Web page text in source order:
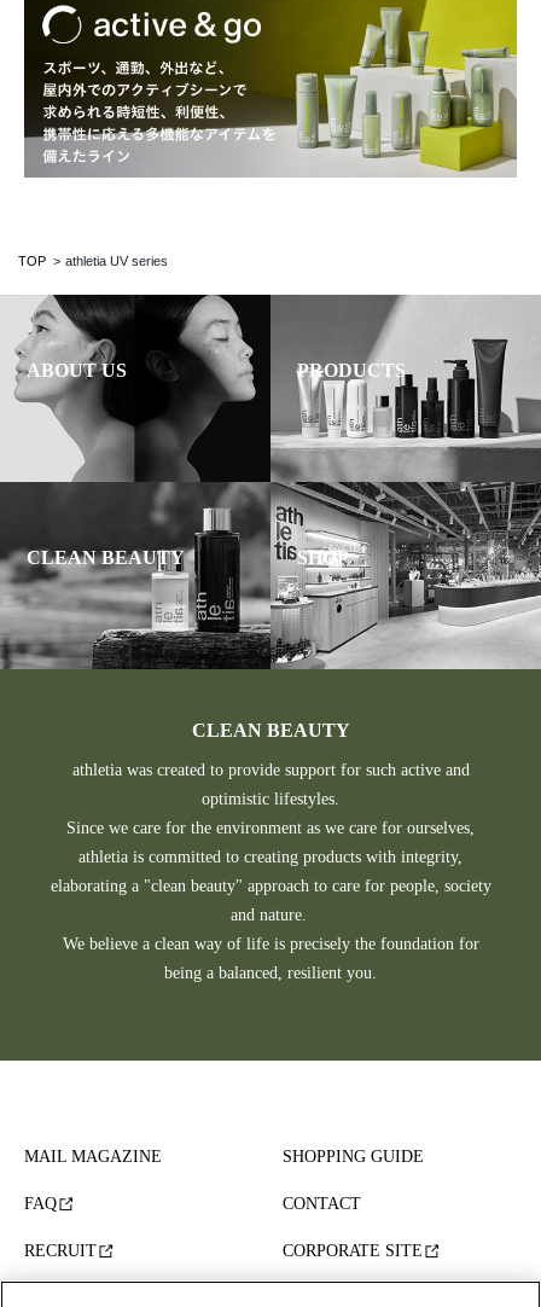
TOP athletia UV series
ABOUT US PRODUCTS
CLEAN BEAUTY SHOP
CLEAN BEAUTY
athletia was created to provide support for such active and
optimistic lifestyles.
Since we care for the environment as we care for ourselves,
athletia is committed to creating products with integrity,
elaborating a "clean beauty" approach to care for people, society
and nature.
We believe a clean way of life is precisely the foundation for
being a balanced, resilient you.
MAIL MAGAZINE SHOPPING GUIDE
FAQ CONTACT
RECRUIT CORPORATE SITE